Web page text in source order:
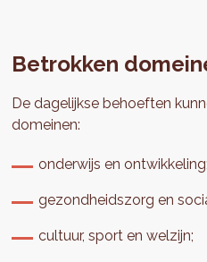
Betrokken
De dagelijkse behoeften
domeinen:
onderwijs en ontwikkeling;
gezondheidszorg en
cultuur, sport en welzijn;